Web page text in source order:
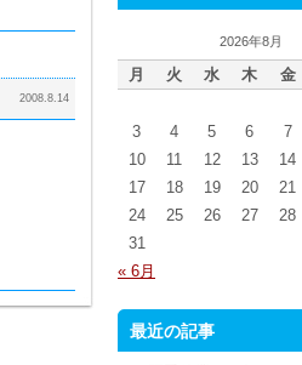
2008.8.14
2026年8月
月 火 水 木 金
3
4 5 6 7
10
11 12 13 14
17
18 19 20 21
24
25 26 27 28
31
« 6月
最近の記事